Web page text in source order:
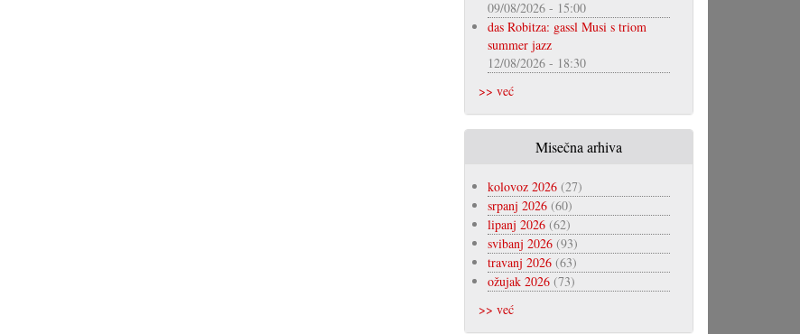
09/08/2026 - 15:00
das Robitza: gassl Musi s triom
summer jazz
12/08/2026 - 18:30
>> već
Misečna arhiva
kolovoz 2026(27)
srpanj 2026(60)
lipanj 2026(62)
svibanj 2026(93)
travanj 2026(63)
ožujak 2026(73)
>> već